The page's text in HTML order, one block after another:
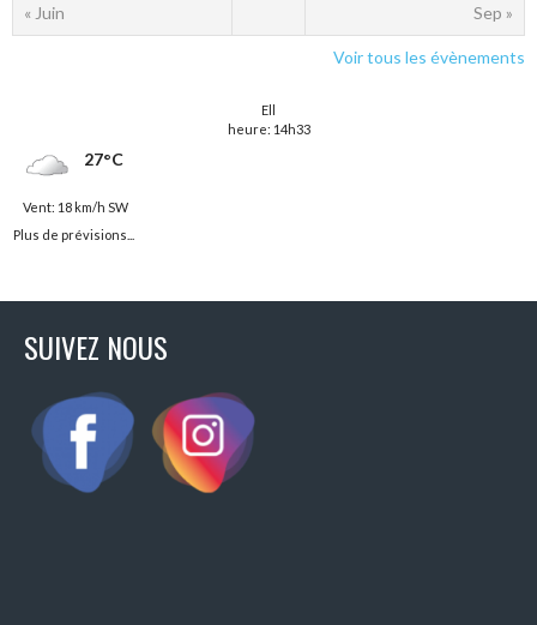
« Juin Sep »
Voir tous les évènements
Ell
heure: 14h33
27°C
Vent: 18 km/h SW
Plus de prévisions...
SUIVEZ NOUS